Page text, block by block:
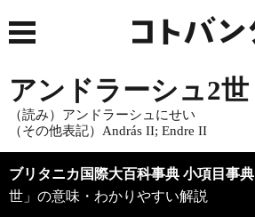
アンドラーシュ2世
（読み）アンドラーシュにせい
（その他表記）András II; Endre II
ブリタニカ国際大百科事典 小項目事典
世」の意味・わかりやすい解説